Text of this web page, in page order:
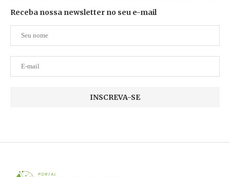
Receba nossa newsletter no seu e-mail